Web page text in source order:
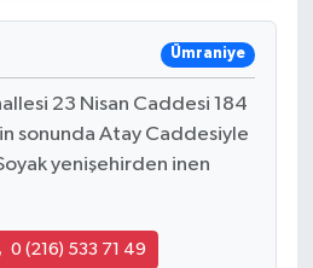
Ümraniye
23 Nisan Caddesi 184
sonunda Atay Caddesiyle
yenişehirden inen
0 (216) 533 71 49